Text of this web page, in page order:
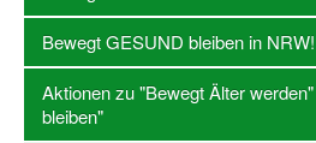
SSB Qualifizierungen
Übersicht
Qualifizierung im
Bewegt GESUND bleiben in NRW!
Aktionen zu "Bewegt Älter
bleiben"